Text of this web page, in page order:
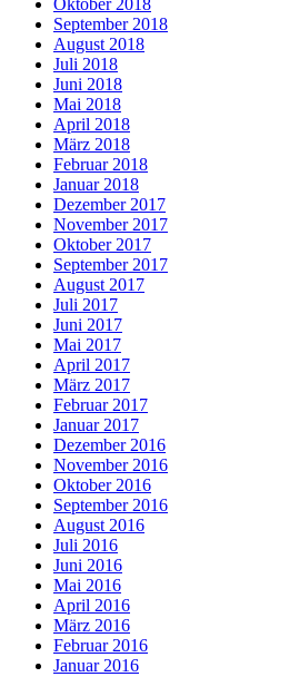
Oktober 2018
September 2018
August 2018
Juli 2018
Juni 2018
Mai 2018
April 2018
März 2018
Februar 2018
Januar 2018
Dezember 2017
November 2017
Oktober 2017
September 2017
August 2017
Juli 2017
Juni 2017
Mai 2017
April 2017
März 2017
Februar 2017
Januar 2017
Dezember 2016
November 2016
Oktober 2016
September 2016
August 2016
Juli 2016
Juni 2016
Mai 2016
April 2016
März 2016
Februar 2016
Januar 2016